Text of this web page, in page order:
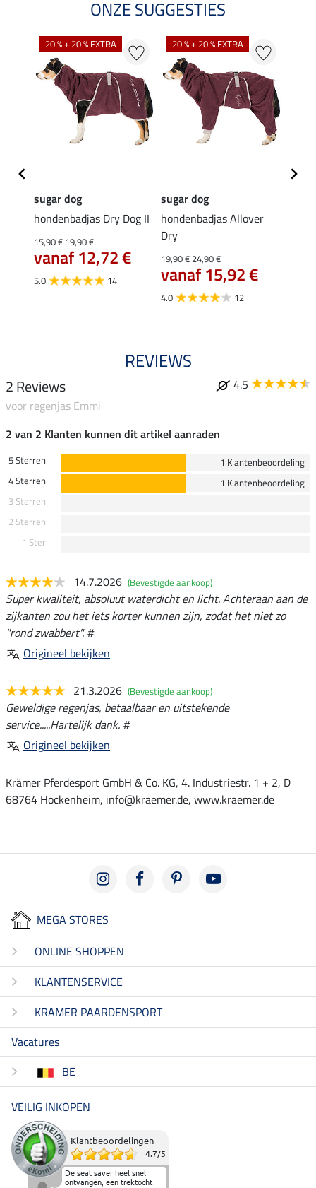
ONZE SUGGESTIES
20 % + 20 % EXTRA
sugar dog
hondenbadjas Dry Dog II
15,90 €19,90 €
vanaf 12,72 €
5.0 14
20 % + 20 % EXTRA
sugar dog
hondenbadjas Allover
Dry
19,90 €24,90 €
vanaf 15,92 €
4.0 12
REVIEWS
2 Reviews
4.5
voor regenjas Emmi
2 van 2 Klanten kunnen dit artikel aanraden
5 Sterren
1 Klantenbeoordeling
4 Sterren
1 Klantenbeoordeling
3 Sterren
2 Sterren
1 Ster
14.7.2026 (Bevestigde aankoop)
Super kwaliteit, absoluut waterdicht en licht. Achteraan aan de
zijkanten zou het iets korter kunnen zijn, zodat het niet zo
"rond zwabbert". #
Origineel bekijken
21.3.2026 (Bevestigde aankoop)
Geweldige regenjas, betaalbaar en uitstekende
service.....Hartelijk dank. #
Origineel bekijken
Krämer Pferdesport GmbH & Co. KG, 4. Industriestr. 1 + 2, D
68764 Hockenheim, info@kraemer.de, www.kraemer.de
MEGA STORES
ONLINE SHOPPEN
KLANTENSERVICE
KRAMER PAARDENSPORT
Vacatures
BE
VEILIG INKOPEN
Klantbeoordelingen
4.7/5
De seat saver heel snel
ontvangen, een trektocht